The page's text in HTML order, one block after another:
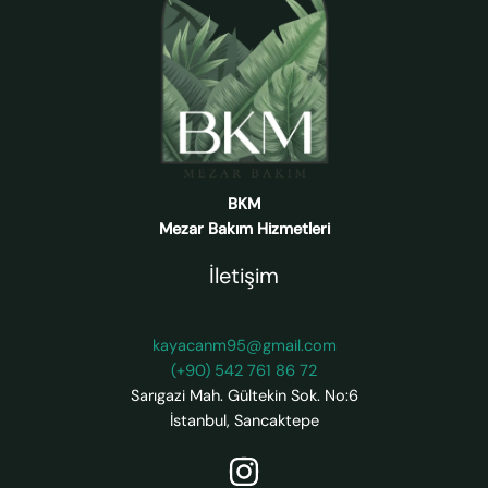
BKM
Mezar Bakım Hizmetleri
İletişim
kayacanm95@gmail.com
(+90) 542 761 86 72
Sarıgazi Mah. Gültekin Sok. No:6
İstanbul, Sancaktepe